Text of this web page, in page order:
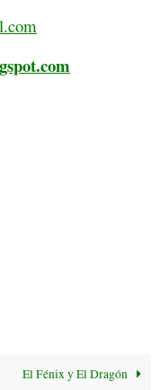
El Fénix y El Dragón